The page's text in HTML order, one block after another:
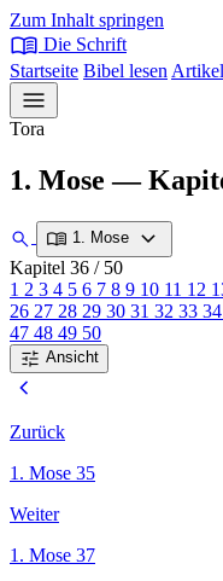
Zum Inhalt springen
menu_book Die Schrift
Startseite Bibel lesen Artikel
menu
Tora
1. Mose —
search menu_book 1. Mose expand_more
Kapitel 36 / 50
1 2 3 4 5 6 7 8 9 10 11 12
26 27 28 29 30 31 32 33 34
47 48 49 50
tune Ansicht
chevron_left
Zurück
1. Mose 35
Weiter
1. Mose 37